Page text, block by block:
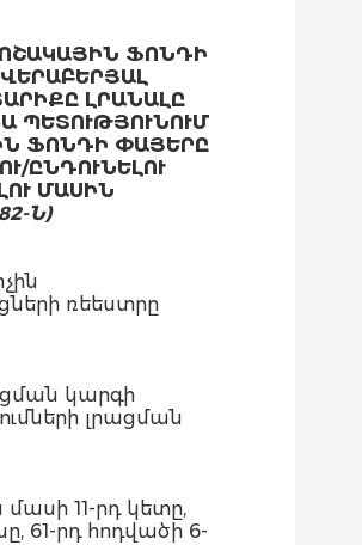
ՖՈՆԴԻ
ԼՐԱՆԱԼԸ
ՊԵՏՈՒԹՅՈՒՆՈՒՄ
ՖՈՆԴԻ ՓԱՅԵՐԸ
ԸՆԴՈՒՆԵԼՈՒ
ՄԱՍԻՆ
Ն)
ռեեստրը
կարգի
լրացման
11-րդ կետը,
61-րդ հոդվածի 6-